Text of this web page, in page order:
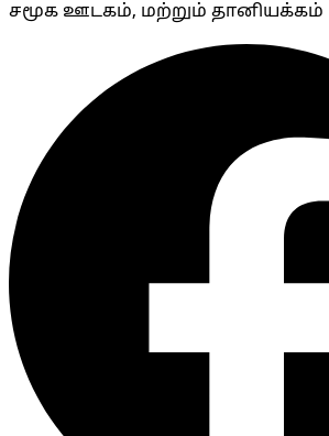
சமூக ஊடகம், மற்றும் தானியக்கம்